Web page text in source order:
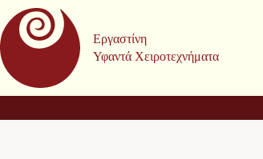
Μετάβαση
στο
περιεχόμενο
Εργαστίνη
Υφαντά Χειροτεχνήματα